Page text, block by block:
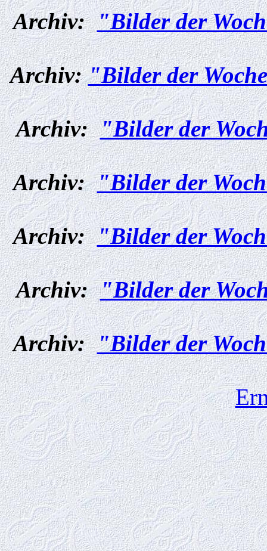
Archiv:"Bilder der
Archiv:"Bilder der
Archiv:"Bilder der
Archiv:"Bilder der
Archiv:"Bilder der
Archiv:"Bilder der
Archiv:"Bilder der